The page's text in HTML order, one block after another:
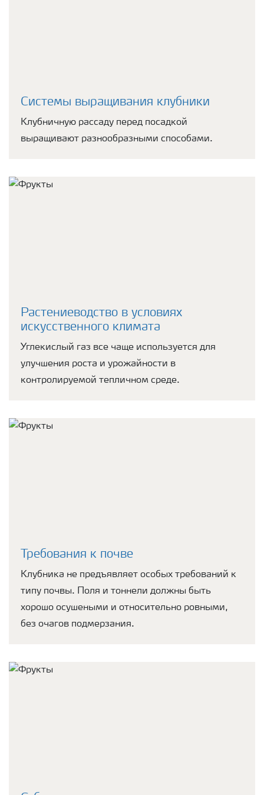
Системы выращивания клубники
Клубничную рассаду перед посадкой
выращивают разнообразными способами.
Растениеводство в условиях
искусственного климата
Углекислый газ все чаще используется для
улучшения роста и урожайности в
контролируемой тепличном среде.
Требования к почве
Клубника не предъявляет особых требований к
типу почвы. Поля и тоннели должны быть
хорошо осушеными и относительно ровными,
без очагов подмерзания.